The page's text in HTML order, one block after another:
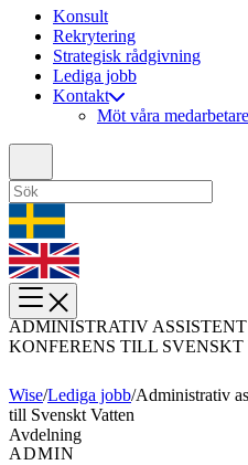
Konsult
Rekrytering
Strategisk rådgivning
Lediga jobb
Kontakt
Möt våra
ADMINISTRATIV
KONFERENS TILL SVENSKT
Wise/Lediga jobb/Administrativ
till Svenskt Vatten
Avdelning
ADMIN